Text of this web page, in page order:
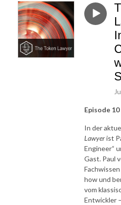
Episode
In der
Lawyerist
Engineer“
Gast. Paul
how und
vom
Entwickler